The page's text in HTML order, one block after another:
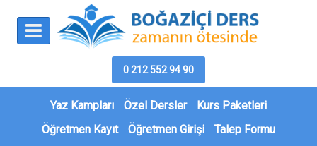
0 212 552 94 90
Yaz Kampları Özel Dersler
Kurs Paketleri
Öğretmen Kayıt
Öğretmen Girişi
Talep Formu